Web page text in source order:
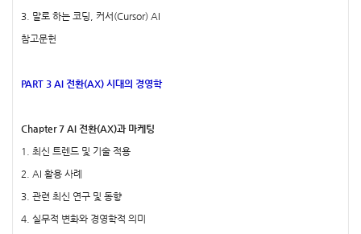
3. 말로 하는 코딩, 커서(Cursor) AI
참고문헌
PART 3 AI 전환(AX) 시대의 경영학
Chapter 7 AI 전환(AX)과 마케팅
1. 최신 트렌드 및 기술 적용
2. AI 활용 사례
3. 관련 최신 연구 및 동향
4. 실무적 변화와 경영학적 의미